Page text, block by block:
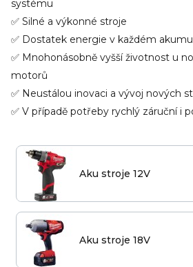
systému
✅ Silné a výkonné stroje
✅ Dostatek energie v každém
✅ Mnohonásobně vyšší životnost u
motorů
✅ Neustálou inovaci a vývoj nových
✅ V případě potřeby rychlý záruční i
Aku stroje 12V
Aku stroje 18V